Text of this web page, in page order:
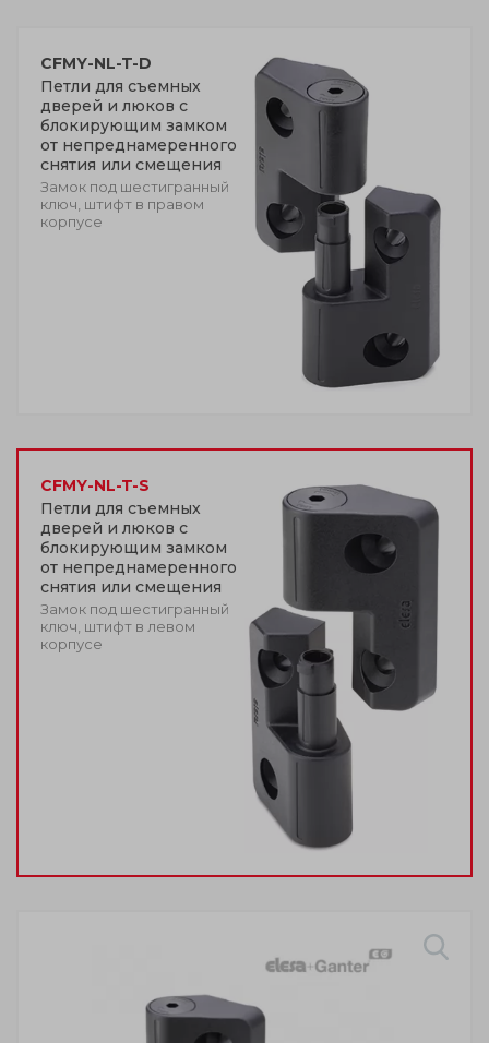
CFMY-NL-T-D
Петли для съемных
дверей и люков с
блокирующим замком
от непреднамеренного
снятия или смещения
Замок под шестигранный
ключ, штифт в правом
корпусе
CFMY-NL-T-S
Петли для съемных
дверей и люков с
блокирующим замком
от непреднамеренного
снятия или смещения
Замок под шестигранный
ключ, штифт в левом
корпусе